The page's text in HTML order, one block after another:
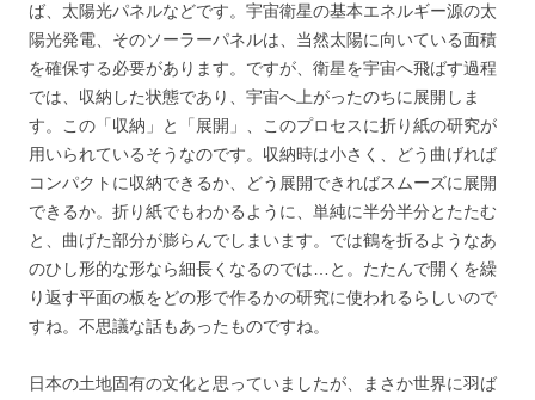
ば、太陽光パネルなどです。宇宙衛星の基本エネルギー源の太
陽光発電、そのソーラーパネルは、当然太陽に向いている面積
を確保する必要があります。ですが、衛星を宇宙へ飛ばす過程
では、収納した状態であり、宇宙へ上がったのちに展開しま
す。この「収納」と「展開」、このプロセスに折り紙の研究が
用いられているそうなのです。収納時は小さく、どう曲げれば
コンパクトに収納できるか、どう展開できればスムーズに展開
できるか。折り紙でもわかるように、単純に半分半分とたたむ
と、曲げた部分が膨らんでしまいます。では鶴を折るようなあ
のひし形的な形なら細長くなるのでは…と。たたんで開くを繰
り返す平面の板をどの形で作るかの研究に使われるらしいので
すね。不思議な話もあったものですね。
日本の土地固有の文化と思っていましたが、まさか世界に羽ば